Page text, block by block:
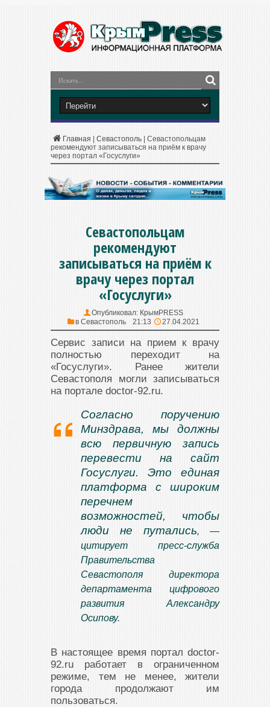
Главная Севастополь
Севастопольцам
рекомендуют записываться на приём к врачу
через портал «Госуслуги»
Севастопольцам
рекомендуют
записываться на приём к
врачу через портал
«Госуслуги»
Опубликовал: КрымPRESS
в Севастополь 21:13 27.04.2021
Сервис записи на прием к врачу
полностью переходит на
«Госуслуги». Ранее жители
Севастополя могли записываться
на портале doctor-92.ru.
Согласно поручению
Минздрава, мы должны
всю первичную запись
перевести на сайт
Госуслуги. Это единая
платформа с широким
перечнем
возможностей, чтобы
люди не путались, —
цитирует пресс-служба
Правительства
Севастополя директора
департамента цифрового
развития Александру
Осипову.
В настоящее время портал doctor-
92.ru работает в ограниченном
режиме, тем не менее, жители
города продолжают им
пользоваться.